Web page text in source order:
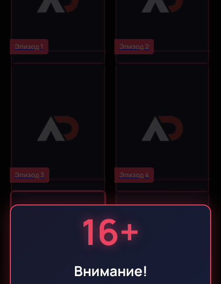
16+
Внимание!
Эпизод 1 Эпизод 2
Эпизод 3 Эпизод 4